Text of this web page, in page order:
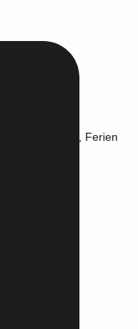
den Sommer, Ferien